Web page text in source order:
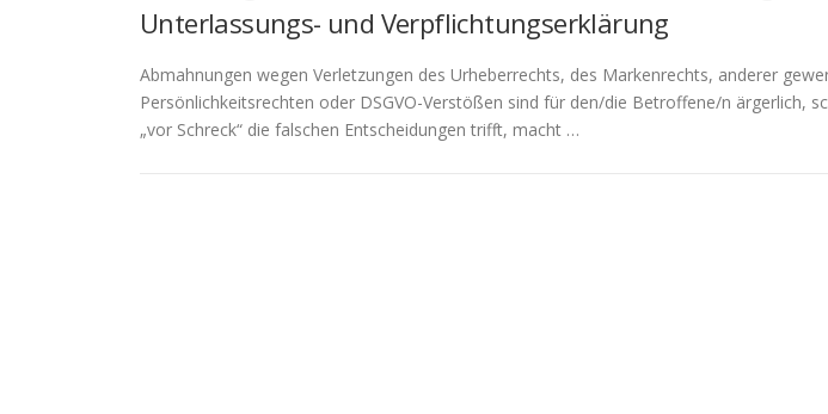
Unterlassungs- und Verpflichtungserklärung
Abmahnungen wegen Verletzungen des Urheberrechts, des Markenrechts, anderer
Persönlichkeitsrechten oder DSGVO-Verstößen sind für den/die Betroffene/n ärgerlich,
„vor Schreck“ die falschen Entscheidungen trifft, macht …